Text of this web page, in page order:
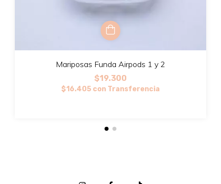
Mariposas Funda Airpods 1 y 2
$19.300
$16.405 con Transferencia